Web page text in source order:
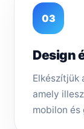
03
Design
Elkészítjük
amely
mobilon